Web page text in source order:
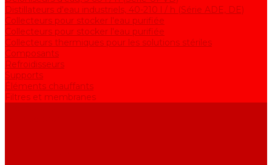
Distillateurs d'eau industriels, 40-210 l / h (Série ADE, DE)
Collecteurs pour stocker l'eau purifiée
Collecteurs pour stocker l'eau purifiée
Collecteurs thermiques pour les solutions stériles
Composants
Refroidisseurs
Supports
Éléments chauffants
Filtres et membranes